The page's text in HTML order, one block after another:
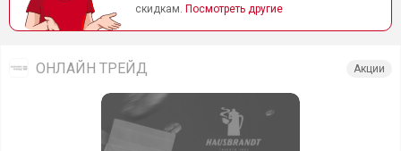
скидкам. Посмотреть другие
ОНЛАЙН ТРЕЙД Акции